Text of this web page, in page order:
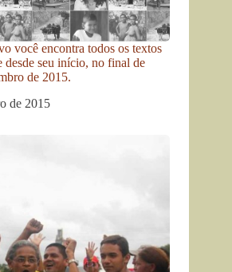
você encontra todos os textos
desde seu início, no final de
de 2015.
de 2015